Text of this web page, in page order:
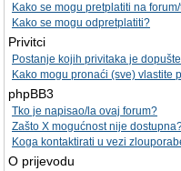
Kako se mogu pretplatiti na
Kako se mogu odpretplatiti?
Privitci
Postanje kojih privitaka je
Kako mogu pronaći (sve) vlastite
phpBB3
Tko je napisao/la ovaj forum?
Zašto X mogućnost nije
Koga kontaktirati u vezi
O prijevodu